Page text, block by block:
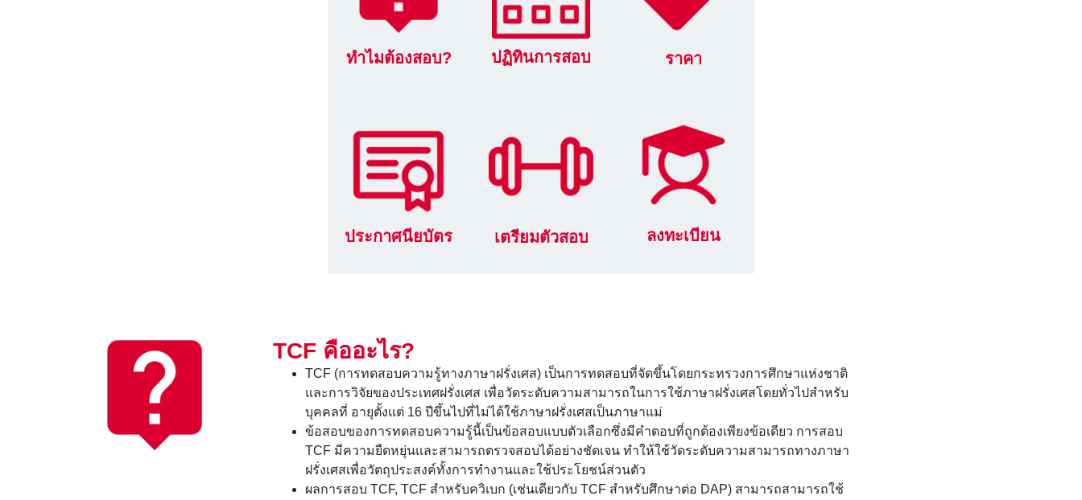
ทำไมต้องสอบ?
ประกาศนียบัตร
ปฏิทินการสอบ
เตรียมตัวสอบ
ราคา
ลงทะเบียน
TCF คืออะไร?
TCF (การทดสอบความรู้ทางภาษาฝรั่งเศส) เป็นการทดสอบที่จัดขึ้นโดยกระทรวงการศึกษาแห่งชาติ
และการวิจัยของประเทศฝรั่งเศส เพื่อวัดระดับความสามารถในการใช้ภาษาฝรั่งเศสโดยทั่วไปสำหรับ
บุคคลที่ อายุตั้งแต่ 16 ปีขึ้นไปที่ไม่ได้ใช้ภาษาฝรั่งเศสเป็นภาษาแม่
ข้อสอบของการทดสอบความรู้นี้เป็นข้อสอบแบบตัวเลือกซึ่งมีคำตอบที่ถูกต้องเพียงข้อเดียว การสอบ
TCF มีความยืดหยุ่นและสามารถตรวจสอบได้อย่างชัดเจน ทำให้ใช้วัดระดับความสามารถทางภาษา
ฝรั่งเศสเพื่อวัตถุประสงค์ทั้งการทำงานและใช้ประโยชน์ส่วนตัว
ผลการสอบ TCF, TCF สำหรับควิเบก (เช่นเดียวกับ TCF สำหรับศึกษาต่อ DAP) สามารถสามารถใช้